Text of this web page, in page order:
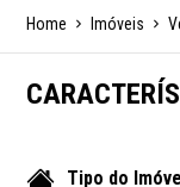
Home Imóveis
Tipo do